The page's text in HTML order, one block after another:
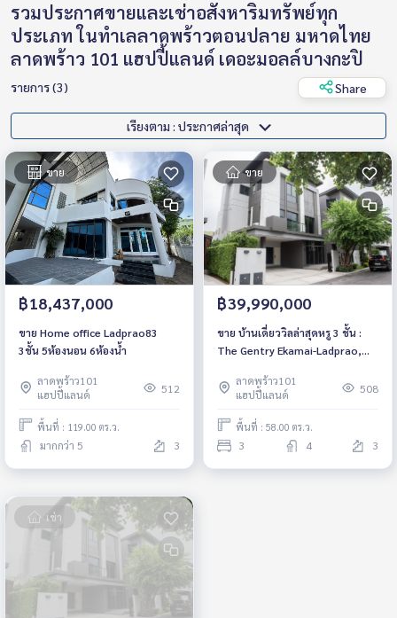
รวมประกาศขายและเช่าอสังหาริมทรัพย์ทุก
ประเภท ในทำเลลาดพร้าวตอนปลาย มหาดไทย
ลาดพร้าว 101 แฮปปี้แลนด์ เดอะมอลล์บางกะปิ
รายการ (3) Share
เรียงตาม : ประกาศล่าสุด
ขาย
฿18,437,000
ขาย Home office Ladprao83
3ชั้น 5ห้องนอน 6ห้องน้ำ
ลาดพร้าว101
แฮปปี้แลนด์
512
พื้นที่ : 119.00 ตร.ว.
มากกว่า 5 3
ขาย
฿39,990,000
ขาย บ้านเดี่ยววิลล่าสุดหรู 3 ชั้น :
The Gentry Ekamai-Ladprao,
ตกแต่งใหม่พร้อมอยู่ ราคาขายเพียง
39,990,000 บาท
ลาดพร้าว101
แฮปปี้แลนด์
508
พื้นที่ : 58.00 ตร.ว.
3 4 3
เช่า